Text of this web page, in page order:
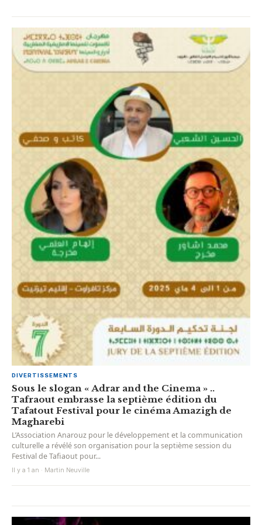
DIVERTISSEMENTS
Sous le slogan « Adrar and the Cinema » ..
Tafraout embrasse la septième édition du
Tafatout Festival pour le cinéma Amazigh de
Magharebi
L’Association Anarouz pour le développement et la communication
culturelle a révélé son organisation pour la septième session du
Festival de Tafiaout pour...
Il y a 1 an · Martin Neuville